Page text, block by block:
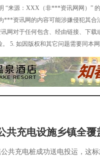
“来源：XXX（非***资讯网网）”
***资讯网的内容可能涉嫌侵犯其
网对于任何包含、经由链接、下
5. 如因版权和其它问题需要同本
共充电设施乡镇全覆
共充电桩成功送电投运，这